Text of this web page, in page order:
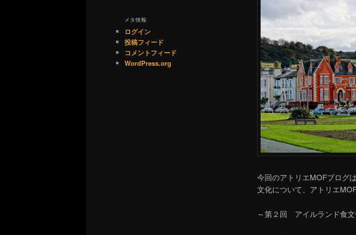
今回のアトリエMOFブログ
文化について、アトリエ
～第２回 アイルランド食文
メタ情報
ログイン
投稿フィード
コメントフィード
WordPress.org